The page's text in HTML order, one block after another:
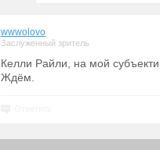
wwwolovo
Заслуженный зритель
Келли Райли, на мой
Ждём.